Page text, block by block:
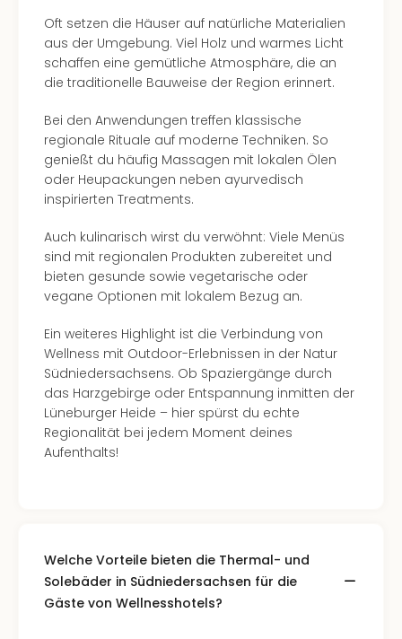
Oft setzen die Häuser auf natürliche Materialien
aus der Umgebung. Viel Holz und warmes Licht
schaffen eine gemütliche Atmosphäre, die an
die traditionelle Bauweise der Region erinnert.
Bei den Anwendungen treffen klassische
regionale Rituale auf moderne Techniken. So
genießt du häufig Massagen mit lokalen Ölen
oder Heupackungen neben ayurvedisch
inspirierten Treatments.
Auch kulinarisch wirst du verwöhnt: Viele Menüs
sind mit regionalen Produkten zubereitet und
bieten gesunde sowie vegetarische oder
vegane Optionen mit lokalem Bezug an.
Ein weiteres Highlight ist die Verbindung von
Wellness mit Outdoor-Erlebnissen in der Natur
Südniedersachsens. Ob Spaziergänge durch
das Harzgebirge oder Entspannung inmitten der
Lüneburger Heide – hier spürst du echte
Regionalität bei jedem Moment deines
Aufenthalts!
Welche Vorteile bieten die Thermal- und
Solebäder in Südniedersachsen für die
Gäste von Wellnesshotels?